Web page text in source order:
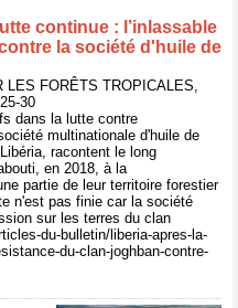
continue : l’inlassable
la société d'huile de
LES FORÊTS TROPICALES,
30
dans la lutte contre
multinationale d'huile de
racontent le long
en 2018, à la
partie de leur territoire forestier
n'est pas finie car la société
sur les terres du clan
du-bulletin/liberia-apres-la-
du-clan-joghban-contre-